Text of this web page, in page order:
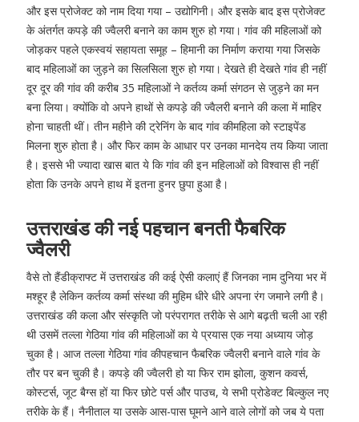
और इस प्रोजेक्ट को नाम दिया गया – उद्योगिनी। और इसके बाद इस प्रोजेक्ट
के अंतर्गत कपड़े की ज्वैलरी बनाने का काम शुरु हो गया। गांव की महिलाओं को
जोड़कर पहले एकस्वयं सहायता समूह – हिमानी का निर्माण कराया गया जिसके
बाद महिलाओं का जुड़ने का सिलसिला शुरु हो गया। देखते ही देखते गांव ही नहीं
दूर दूर की गांव की करीब 35 महिलाओं ने कर्तव्य कर्मा संगठन से जुड़ने का मन
बना लिया। क्योंकि वो अपने हाथों से कपड़े की ज्वैलरी बनाने की कला में माहिर
होना चाहती थीं। तीन महीने की ट्रेनिंग के बाद गांव कीमहिला को स्टाइपेंड
मिलना शुरु होता है। और फिर काम के आधार पर उनका मानदेय तय किया जाता
है। इससे भी ज्यादा खास बात ये कि गांव की इन महिलाओं को विश्वास ही नहीं
होता कि उनके अपने हाथ में इतना हुनर छुपा हुआ है।
उत्तराखंड की नई पहचान बनती फैबरिक
ज्वैलरी
वैसे तो हैंडीक्राफ्ट में उत्तराखंड की कई ऐसी कलाएं हैं जिनका नाम दुनिया भर में
मश्हूर है लेकिन कर्तव्य कर्मा संस्था की मुहिम धीरे धीरे अपना रंग जमाने लगी है।
उत्तराखंड की कला और संस्कृति जो परंपरागत तरीके से आगे बढ़ती चली आ रही
थी उसमें तल्ला गेठिया गांव की महिलाओं का ये प्रयास एक नया अध्याय जोड़
चुका है। आज तल्ला गेठिया गांव कीपहचान फैबरिक ज्वैलरी बनाने वाले गांव के
तौर पर बन चुकी है। कपड़े की ज्वैलरी हो या फिर राम झोला, कुशन कवर्स,
कोस्टर्स, जूट बैग्स हों या फिर छोटे पर्स और पाउच, ये सभी प्रोडेक्ट बिल्कुल नए
तरीके के हैं। नैनीताल या उसके आस-पास घूमने आने वाले लोगों को जब ये पता